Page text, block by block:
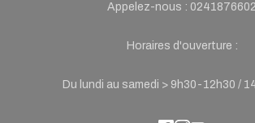
Appelez-nous : 0241876602
Horaires d'ouverture :
Du lundi au samedi > 9h30-12h30 /